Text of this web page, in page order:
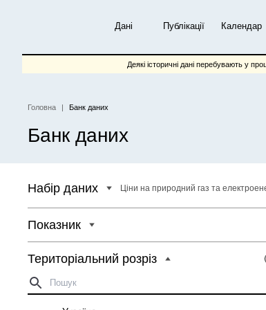
Дані Публікації Календар
Деякі історичні дані перебувають у
Рядок
навіґації
Головна Банк даних
Банк даних
Набір даних
Показник
Територіальний розріз